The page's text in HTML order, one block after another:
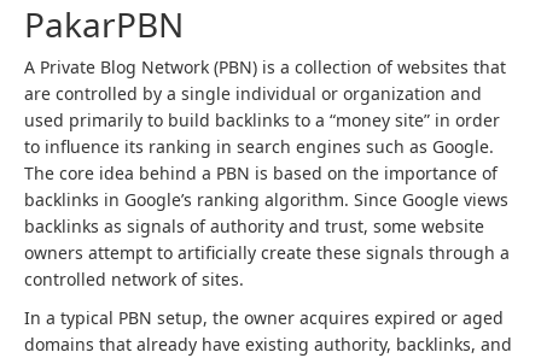
PakarPBN
A Private Blog Network (PBN) is a collection of websites that
are controlled by a single individual or organization and
used primarily to build backlinks to a “money site” in order
to influence its ranking in search engines such as Google.
The core idea behind a PBN is based on the importance of
backlinks in Google’s ranking algorithm. Since Google views
backlinks as signals of authority and trust, some website
owners attempt to artificially create these signals through a
controlled network of sites.
In a typical PBN setup, the owner acquires expired or aged
domains that already have existing authority, backlinks, and